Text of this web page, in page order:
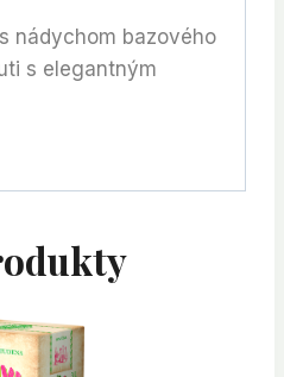
nádychom bazového
s elegantným